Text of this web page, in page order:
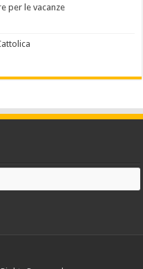
per le vacanze